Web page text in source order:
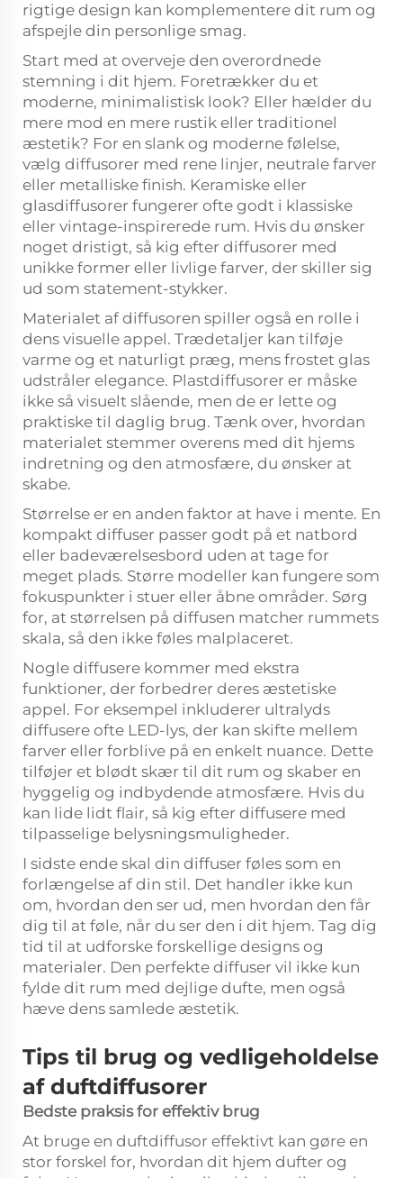
rigtige design kan komplementere dit rum og
afspejle din personlige smag.
Start med at overveje den overordnede
stemning i dit hjem. Foretrækker du et
moderne, minimalistisk look? Eller hælder du
mere mod en mere rustik eller traditionel
æstetik? For en slank og moderne følelse,
vælg diffusorer med rene linjer, neutrale farver
eller metalliske finish. Keramiske eller
glasdiffusorer fungerer ofte godt i klassiske
eller vintage-inspirerede rum. Hvis du ønsker
noget dristigt, så kig efter diffusorer med
unikke former eller livlige farver, der skiller sig
ud som statement-stykker.
Materialet af diffusoren spiller også en rolle i
dens visuelle appel. Trædetaljer kan tilføje
varme og et naturligt præg, mens frostet glas
udstråler elegance. Plastdiffusorer er måske
ikke så visuelt slående, men de er lette og
praktiske til daglig brug. Tænk over, hvordan
materialet stemmer overens med dit hjems
indretning og den atmosfære, du ønsker at
skabe.
Størrelse er en anden faktor at have i mente. En
kompakt diffuser passer godt på et natbord
eller badeværelsesbord uden at tage for
meget plads. Større modeller kan fungere som
fokuspunkter i stuer eller åbne områder. Sørg
for, at størrelsen på diffusen matcher rummets
skala, så den ikke føles malplaceret.
Nogle diffusere kommer med ekstra
funktioner, der forbedrer deres æstetiske
appel. For eksempel inkluderer ultralyds
diffusere ofte LED-lys, der kan skifte mellem
farver eller forblive på en enkelt nuance. Dette
tilføjer et blødt skær til dit rum og skaber en
hyggelig og indbydende atmosfære. Hvis du
kan lide lidt flair, så kig efter diffusere med
tilpasselige belysningsmuligheder.
I sidste ende skal din diffuser føles som en
forlængelse af din stil. Det handler ikke kun
om, hvordan den ser ud, men hvordan den får
dig til at føle, når du ser den i dit hjem. Tag dig
tid til at udforske forskellige designs og
materialer. Den perfekte diffuser vil ikke kun
fylde dit rum med dejlige dufte, men også
hæve dens samlede æstetik.
Tips til brug og vedligeholdelse
af duftdiffusorer
Bedste praksis for effektiv brug
At bruge en duftdiffusor effektivt kan gøre en
stor forskel for, hvordan dit hjem dufter og